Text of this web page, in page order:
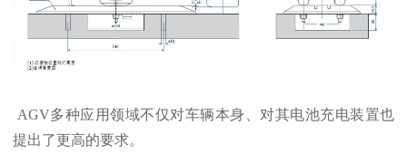
AGV多种应用领域不仅对车辆本身、对其电池充电装置也
提出了更高的要求。